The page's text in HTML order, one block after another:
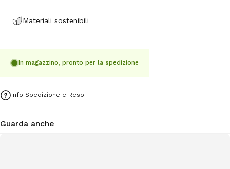
Materiali sostenibili
In magazzino, pronto per la spedizione
Info Spedizione e Reso
Guarda anche